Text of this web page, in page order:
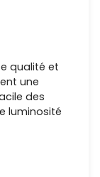
qualité et
une
des
luminosité